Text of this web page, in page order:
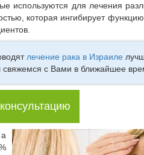
используются для лечения
которая ингибирует
лечение рака в Израиле
свяжемся с Вами в ближайшее